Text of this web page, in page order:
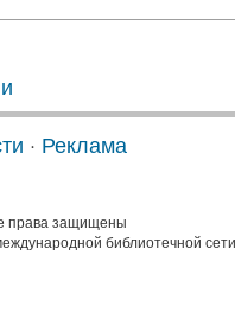
· Реклама
права защищены
библиотечной